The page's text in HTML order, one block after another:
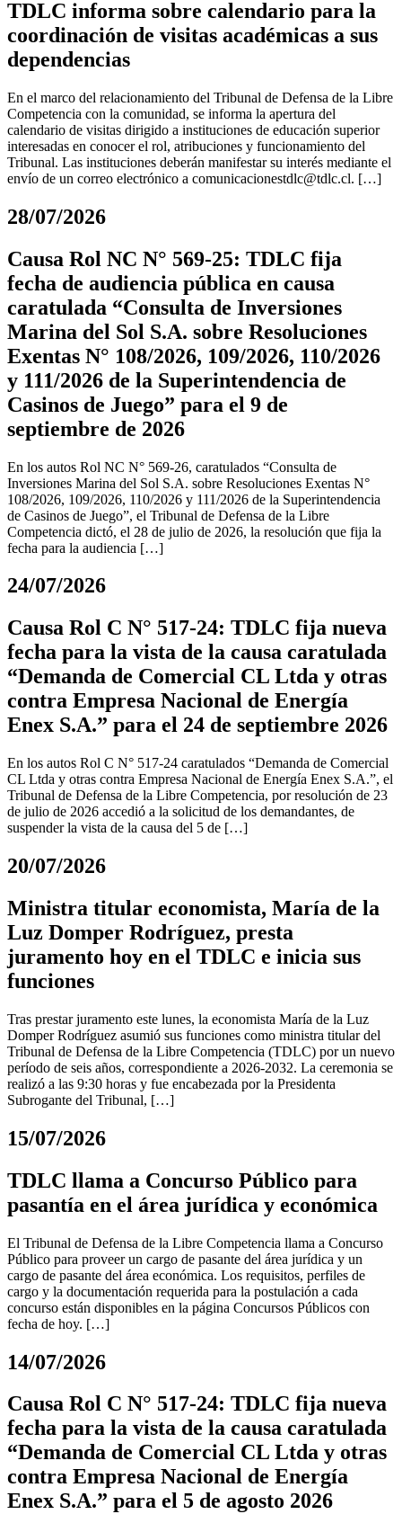
TDLC informa sobre calendario para la
coordinación de visitas académicas a sus
dependencias
En el marco del relacionamiento del Tribunal de Defensa de la Libre
Competencia con la comunidad, se informa la apertura del
calendario de visitas dirigido a instituciones de educación superior
interesadas en conocer el rol, atribuciones y funcionamiento del
Tribunal. Las instituciones deberán manifestar su interés mediante el
envío de un correo electrónico a comunicacionestdlc@tdlc.cl. […]
28/07/2026
Causa Rol NC N° 569-25: TDLC fija
fecha de audiencia pública en causa
caratulada “Consulta de Inversiones
Marina del Sol S.A. sobre Resoluciones
Exentas N° 108/2026, 109/2026, 110/2026
y 111/2026 de la Superintendencia de
Casinos de Juego” para el 9 de
septiembre de 2026
En los autos Rol NC N° 569-26, caratulados “Consulta de
Inversiones Marina del Sol S.A. sobre Resoluciones Exentas N°
108/2026, 109/2026, 110/2026 y 111/2026 de la Superintendencia
de Casinos de Juego”, el Tribunal de Defensa de la Libre
Competencia dictó, el 28 de julio de 2026, la resolución que fija la
fecha para la audiencia […]
24/07/2026
Causa Rol C N° 517-24: TDLC fija nueva
fecha para la vista de la causa caratulada
“Demanda de Comercial CL Ltda y otras
contra Empresa Nacional de Energía
Enex S.A.” para el 24 de septiembre 2026
En los autos Rol C N° 517-24 caratulados “Demanda de Comercial
CL Ltda y otras contra Empresa Nacional de Energía Enex S.A.”, el
Tribunal de Defensa de la Libre Competencia, por resolución de 23
de julio de 2026 accedió a la solicitud de los demandantes, de
suspender la vista de la causa del 5 de […]
20/07/2026
Ministra titular economista, María de la
Luz Domper Rodríguez, presta
juramento hoy en el TDLC e inicia sus
funciones
Tras prestar juramento este lunes, la economista María de la Luz
Domper Rodríguez asumió sus funciones como ministra titular del
Tribunal de Defensa de la Libre Competencia (TDLC) por un nuevo
período de seis años, correspondiente a 2026-2032. La ceremonia se
realizó a las 9:30 horas y fue encabezada por la Presidenta
Subrogante del Tribunal, […]
15/07/2026
TDLC llama a Concurso Público para
pasantía en el área jurídica y económica
El Tribunal de Defensa de la Libre Competencia llama a Concurso
Público para proveer un cargo de pasante del área jurídica y un
cargo de pasante del área económica. Los requisitos, perfiles de
cargo y la documentación requerida para la postulación a cada
concurso están disponibles en la página Concursos Públicos con
fecha de hoy. […]
14/07/2026
Causa Rol C N° 517-24: TDLC fija nueva
fecha para la vista de la causa caratulada
“Demanda de Comercial CL Ltda y otras
contra Empresa Nacional de Energía
Enex S.A.” para el 5 de agosto 2026